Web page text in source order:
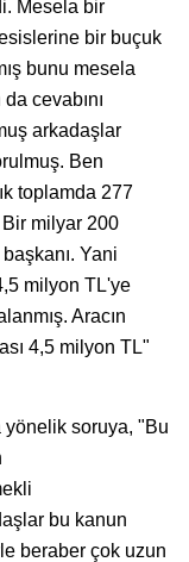
Mesela bir
bir buçuk
bunu mesela
cevabını
arkadaşlar
Ben
toplamda 277
milyar 200
Yani
milyon TL'ye
Aracın
4,5 milyon TL"
yönelik soruya, "Bu
bu kanun
beraber çok uzun